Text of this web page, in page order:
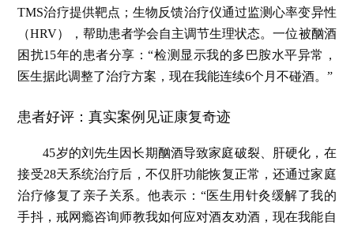
TMS治疗提供靶点；生物反馈治疗仪通过监测心率变异性
（HRV），帮助患者学会自主调节生理状态。一位被酗酒
困扰15年的患者分享：“检测显示我的多巴胺水平异常，
医生据此调整了治疗方案，现在我能连续6个月不碰酒。”
患者好评：真实案例见证康复奇迹
45岁的刘先生因长期酗酒导致家庭破裂、肝硬化，在
接受28天系统治疗后，不仅肝功能恢复正常，还通过家庭
治疗修复了亲子关系。他表示：“医生用针灸缓解了我的
手抖，戒网瘾咨询师教我如何应对酒友劝酒，现在我能自